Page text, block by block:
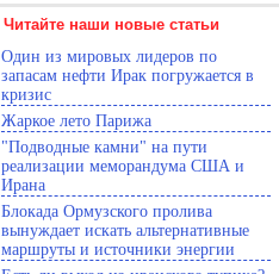
Читайте наши новые статьи
Один из мировых лидеров по
запасам нефти Ирак погружается в
кризис
Жаркое лето Парижа
"Подводные камни" на пути
реализации меморандума США и
Ирана
Блокада Ормузского пролива
вынуждает искать альтернативные
маршруты и источники энергии